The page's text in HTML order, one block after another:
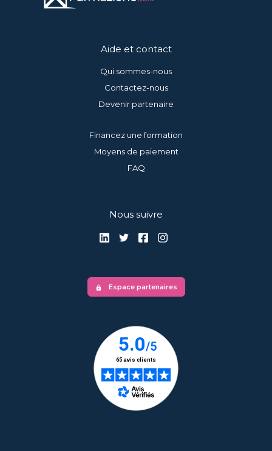
Aide et contact
Qui sommes-nous
Contactez-nous
Devenir partenaire
Financez une formation
Moyens de paiement
FAQ
Nous suivre
lock Espace partenaires